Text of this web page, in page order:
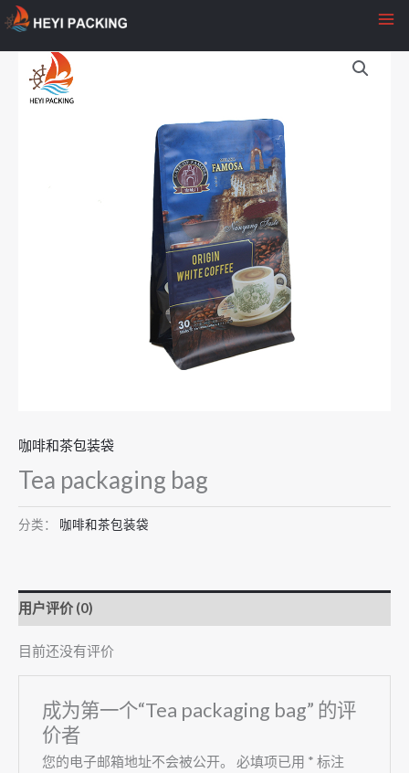
至
咖啡和茶包装袋
Tea packaging bag
分类： 咖啡和茶包装袋
用户评价 (0)
目前还没有评价
成为第一个“Tea packaging bag” 的评
价者
您的电子邮箱地址不会被公开。 必填项已用 * 标注